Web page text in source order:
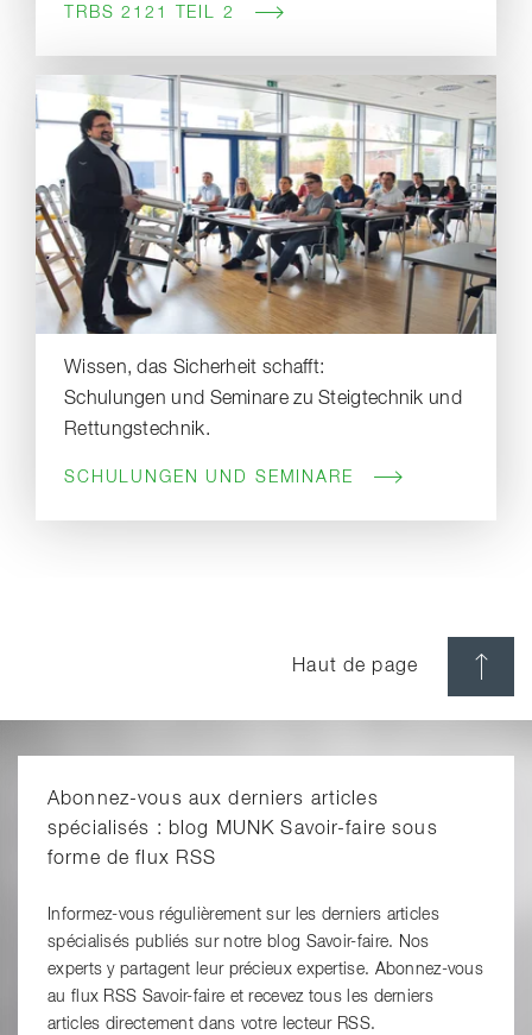
TRBS 2121 TEIL 2
Wissen, das Sicherheit schafft:
Schulungen und Seminare zu Steigtechnik und
Rettungstechnik.
SCHULUNGEN UND SEMINARE
Haut de page
Abonnez-vous aux derniers articles
spécialisés : blog MUNK Savoir-faire sous
forme de flux RSS
Informez-vous régulièrement sur les derniers articles
spécialisés publiés sur notre blog Savoir-faire. Nos
experts y partagent leur précieux expertise. Abonnez-vous
au flux RSS Savoir-faire et recevez tous les derniers
articles directement dans votre lecteur RSS.